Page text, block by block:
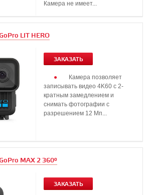
Камера не имеет...
LIT HERO
ЗАКАЗАТЬ
Камера позволяет
записывать видео 4K60 с 2-
кратным замедлением и
снимать фотографии с
разрешением 12 Мп...
MAX 2 360°
ЗАКАЗАТЬ